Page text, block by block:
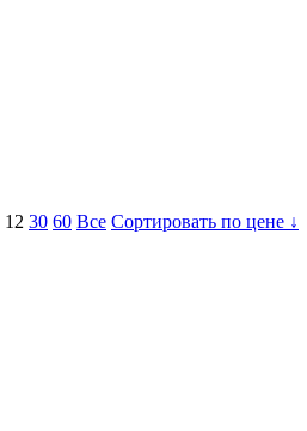
12 30 60 Все Сортировать по цене ↓